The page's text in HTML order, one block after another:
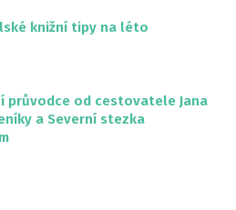
knižní tipy na léto
průvodce od cestovatele Jana
a Severní stezka